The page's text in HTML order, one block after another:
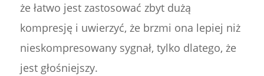
że łatwo jest zastosować zbyt dużą
kompresję i uwierzyć, że brzmi ona lepiej niż
nieskompresowany sygnał, tylko dlatego, że
jest głośniejszy.